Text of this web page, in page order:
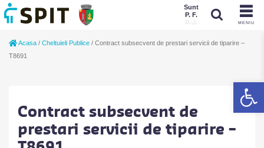
MENIU
Sunt
P. F.
P. J.
Acasa / Cheltuieli Publice / Contract subsecvent de prestari servicii de tiparire –
T8691
Contract subsecvent de
prestari servicii de tiparire –